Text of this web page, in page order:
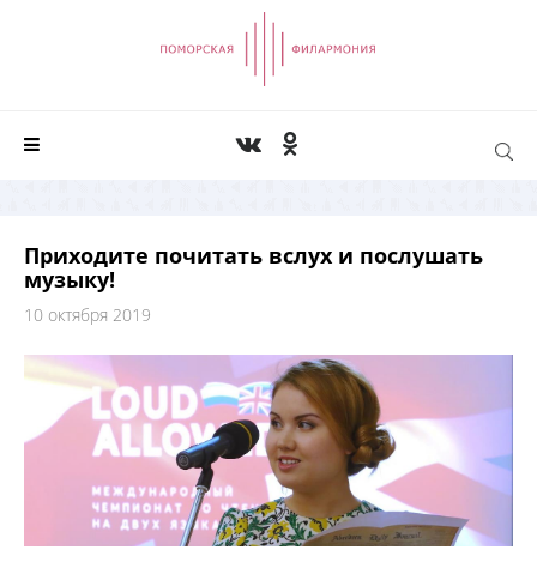
Приходите почитать вслух и послушать
музыку!
10 октября 2019